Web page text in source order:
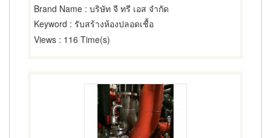
Brand Name : บริษัท จี ทรี เอส จำกัด
Keyword : รับสร้างห้องปลอดเชื้อ
Views : 116 Time(s)